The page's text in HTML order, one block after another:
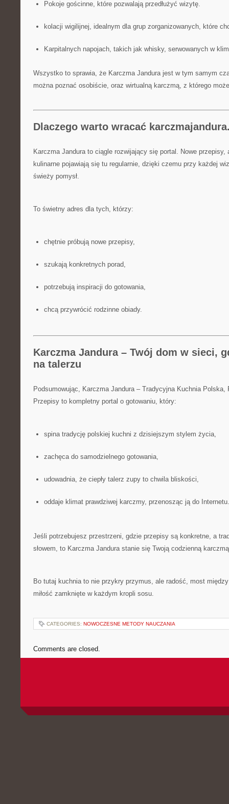
Pokoje gościnne, które pozwalają przedłużyć wizytę.
kolacji wigilijnej, idealnym dla grup zorganizowanych, które
Karpitalnych napojach, takich jak whisky, serwowanych w
Wszystko to sprawia, że Karczma Jandura jest w tym samym
można poznać osobiście, oraz wirtualną karczmą, z którego
Dlaczego warto wracać
Karczma Jandura to ciągle rozwijający się portal. Nowe przepisy,
kulinarne pojawiają się tu regularnie, dzięki czemu przy każdej
świeży pomysł.
To świetny adres dla tych, którzy:
chętnie próbują nowe przepisy,
szukają konkretnych porad,
potrzebują inspiracji do gotowania,
chcą przywrócić rodzinne obiady.
Karczma Jandura – Twój dom w sieci,
na talerzu
Podsumowując, Karczma Jandura – Tradycyjna Kuchnia Polska,
Przepisy to kompletny portal o gotowaniu, który:
spina tradycję polskiej kuchni z dzisiejszym stylem życia,
zachęca do samodzielnego gotowania,
udowadnia, że ciepły talerz zupy to chwila bliskości,
oddaje klimat prawdziwej karczmy, przenosząc ją do Internetu.
Jeśli potrzebujesz przestrzeni, gdzie przepisy są konkretne, a
słowem, to Karczma Jandura stanie się Twoją codzienną
Bo tutaj kuchnia to nie przykry przymus, ale radość, most
miłość zamknięte w każdym kropli sosu.
CATEGORIES: NOWOCZESNE METODY NAUCZANIA
Comments are closed.